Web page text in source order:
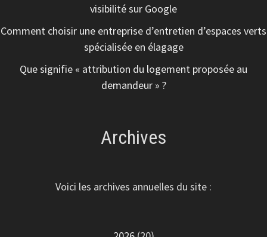
visibilité sur Google
Comment choisir une entreprise d’entretien d’espaces verts
spécialisée en élagage
Que signifie « attribution du logement proposée au
demandeur » ?
Archives
Voici les archives annuelles du site :